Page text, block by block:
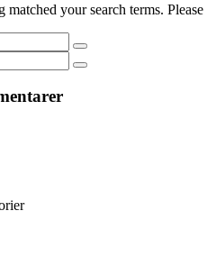
matched your search terms.